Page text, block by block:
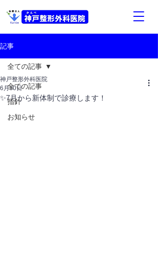
記事
全ての記事
指針
お知らせ
全ての記事
✨7月から新体制で診療します！
神戸整形外科医院
6月30日